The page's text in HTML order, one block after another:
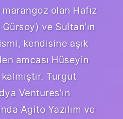
olan Hafız
ve Sultan’ın
kendisine aşık
amcası Hüseyin
Turgut
Ventures’ın
Agito Yazılım ve